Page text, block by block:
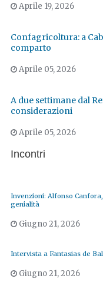
Aprile 19, 2026
Confagricoltura: a
comparto
Aprile 05, 2026
A due settimane dal
considerazioni
Aprile 05, 2026
Incontri
Invenzioni: Alfonso
genialità
Giugno 21, 2026
Intervista a Fantasias de
Giugno 21, 2026